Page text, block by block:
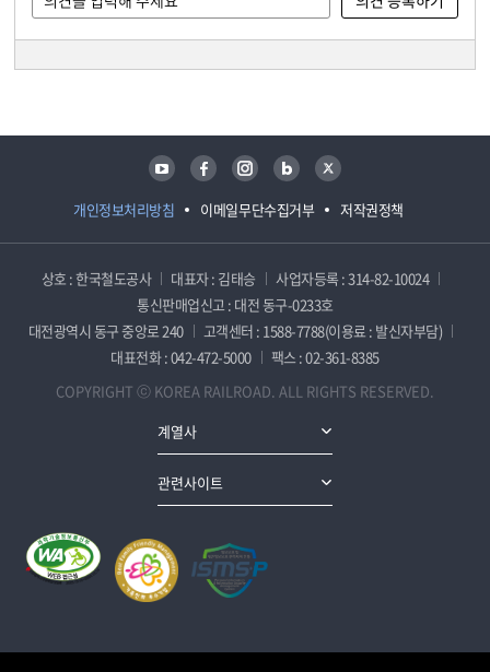
개인정보처리방침 이메일무단수집거부 저작권정책
유튜브 페이스북 인스타그램 블로그 트위터
상호 : 한국철도공사 대표자 : 김태승
사업자등록 : 314-82-10024
통신판매업신고 : 대전 동구-0233호
대전광역시 동구 중앙로 240
고객센터 : 1588-7788(이용료 : 발신자부담)
대표전화 : 042-472-5000
팩스 : 02-361-8385
COPYRIGHT ⓒ KOREA RAILROAD. ALL RIGHTS RESERVED.
계열사
관련사이트